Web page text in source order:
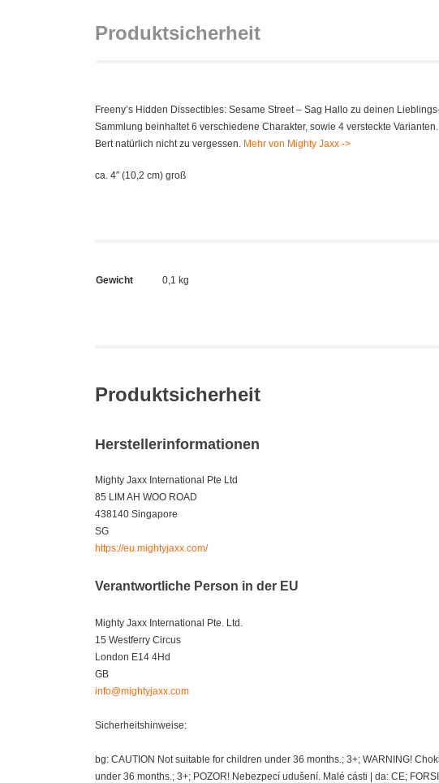
Produktsicherheit
Freeny’s Hidden Dissectibles: Sesame Street – Sag Hallo zu deinen
Sammlung beinhaltet 6 verschiedene Charakter, sowie 4 versteckte
Bert natürlich nicht zu vergessen. Mehr von Mighty Jaxx ->
ca. 4″ (10,2 cm) groß
Gewicht 0,1 kg
Produktsicherheit
Herstellerinformationen
Mighty Jaxx International Pte Ltd
85 LIM AH WOO ROAD
438140 Singapore
SG
https://eu.mightyjaxx.com/
Verantwortliche Person in der EU
Mighty Jaxx International Pte. Ltd.
15 Westferry Circus
London E14 4Hd
GB
info@mightyjaxx.com
Sicherheitshinweise:
bg: CAUTION Not suitable for children under 36 months.; 3+; WARNING!
under 36 months.; 3+; POZOR! Nebezpecí udušení. Malé cásti | da: CE;